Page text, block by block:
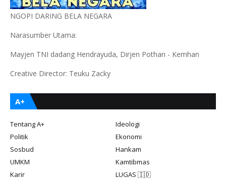
NGOPI DARING BELA NEGARA
Narasumber Utama:
Mayjen TNI dadang Hendrayuda, Dirjen Pothan - Kemhan
Creative Director: Teuku Zacky
A+
Tentang A+
Ideologi
Politik
Ekonomi
Sosbud
Hankam
UMKM
Kamtibmas
Karir
LUGAS 🇮🇩